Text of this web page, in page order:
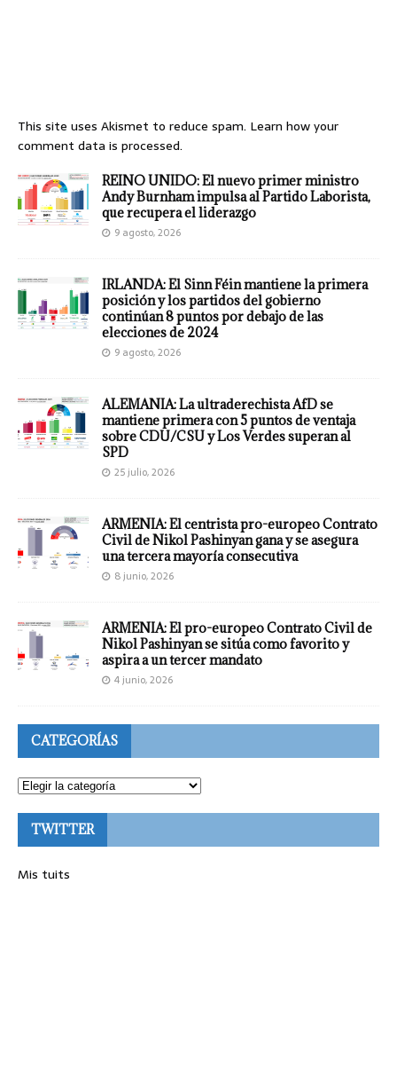
This site uses Akismet to reduce spam. Learn how your
comment data is processed.
REINO UNIDO: El nuevo primer ministro
Andy Burnham impulsa al Partido Laborista,
que recupera el liderazgo
9 agosto, 2026
IRLANDA: El Sinn Féin mantiene la primera
posición y los partidos del gobierno
continúan 8 puntos por debajo de las
elecciones de 2024
9 agosto, 2026
ALEMANIA: La ultraderechista AfD se
mantiene primera con 5 puntos de ventaja
sobre CDU/CSU y Los Verdes superan al
SPD
25 julio, 2026
ARMENIA: El centrista pro-europeo Contrato
Civil de Nikol Pashinyan gana y se asegura
una tercera mayoría consecutiva
8 junio, 2026
ARMENIA: El pro-europeo Contrato Civil de
Nikol Pashinyan se sitúa como favorito y
aspira a un tercer mandato
4 junio, 2026
CATEGORÍAS
TWITTER
Mis tuits